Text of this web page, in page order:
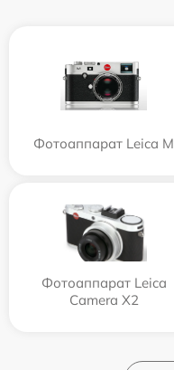
Фотоаппарат Leica M
Фотоаппарат Leica
Camera X2